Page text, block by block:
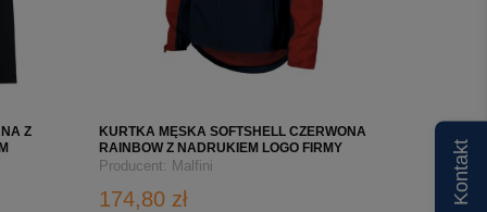
Z
KURTKA MĘSKA SOFTSHELL CZERWONA
RAINBOW Z NADRUKIEM LOGO FIRMY
Producent: Malfini
174,80 zł Kontakt